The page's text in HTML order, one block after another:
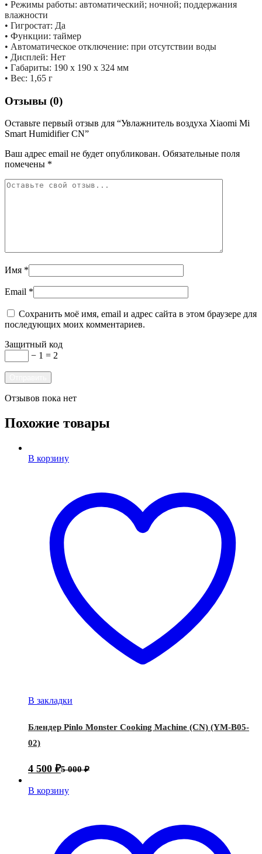
• Режимы работы: автоматический; ночной; поддержания
влажности
• Гигростат: Да
• Функции: таймер
• Автоматическое отключение: при отсутствии воды
• Дисплей: Нет
• Габариты: 190 х 190 х 324 мм
• Вес: 1,65 г
Отзывы (0)
Оставьте первый отзыв для “Увлажнитель воздуха Xiaomi Mi
Smart Humidifier CN”
Ваш адрес email не будет опубликован. Обязательные поля
помечены *
Имя *
Email *
Сохранить моё имя, email и адрес сайта в этом браузере для
последующих моих комментариев.
Защитный код
− 1 = 2
Отзывов пока нет
Похожие товары
В корзину
В закладки
Блендер Pinlo Monster Cooking Machine (CN) (YM-B05-
02)
4 500 ₽5 000₽
В корзину